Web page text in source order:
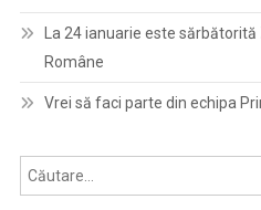
La 24 ianuarie este
Române
Vrei să faci parte din echipa